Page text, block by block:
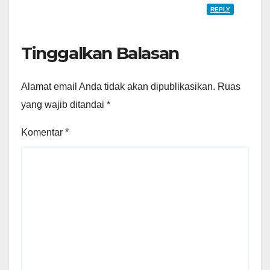
REPLY
Tinggalkan Balasan
Alamat email Anda tidak akan dipublikasikan. Ruas
yang wajib ditandai *
Komentar *